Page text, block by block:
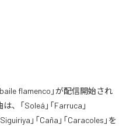
flamenco」が配信開始され
「Soleá」「Farruca」
」「Caña」「Caracoles」を